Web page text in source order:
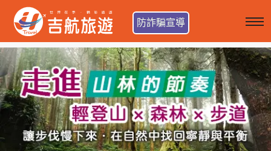
防詐騙宣導